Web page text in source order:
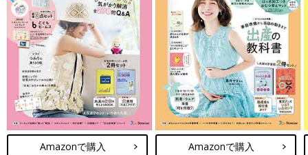
Amazonで購入 Amazonで購入